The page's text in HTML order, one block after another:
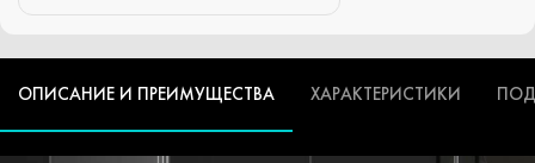
ОПИСАНИЕ И ПРЕИМУЩЕСТВА ХАРАКТЕРИСТИКИ